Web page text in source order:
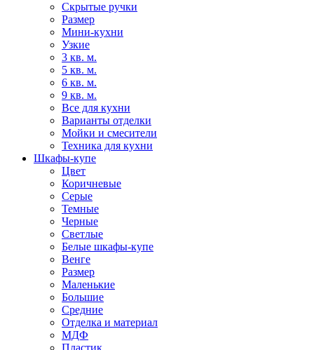
Скрытые ручки
Размер
Мини-кухни
Узкие
3 кв. м.
5 кв. м.
6 кв. м.
9 кв. м.
Все для кухни
Варианты отделки
Мойки и смесители
Техника для кухни
Шкафы-купе
Цвет
Коричневые
Серые
Темные
Черные
Светлые
Белые шкафы-купе
Венге
Размер
Маленькие
Большие
Средние
Отделка и материал
МДФ
Пластик